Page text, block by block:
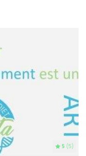
5 (5)